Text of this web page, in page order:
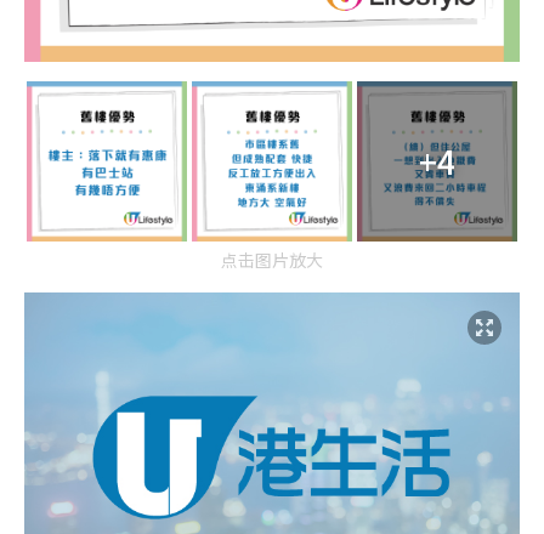
+4
点击图片放大